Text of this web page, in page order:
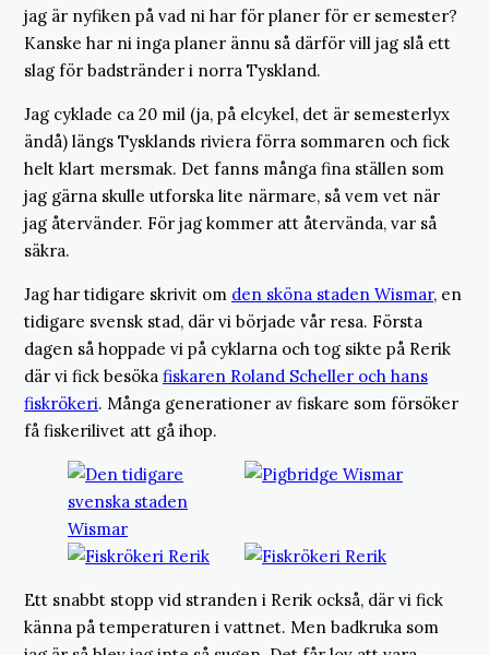
jag är nyfiken på vad ni har för planer för er semester?
Kanske har ni inga planer ännu så därför vill jag slå ett
slag för badstränder i norra Tyskland.
Jag cyklade ca 20 mil (ja, på elcykel, det är semesterlyx
ändå) längs Tysklands riviera förra sommaren och fick
helt klart mersmak. Det fanns många fina ställen som
jag gärna skulle utforska lite närmare, så vem vet när
jag återvänder. För jag kommer att återvända, var så
säkra.
Jag har tidigare skrivit om den sköna staden Wismar, en
tidigare svensk stad, där vi började vår resa. Första
dagen så hoppade vi på cyklarna och tog sikte på Rerik
där vi fick besöka fiskaren Roland Scheller och hans
fiskrökeri. Många generationer av fiskare som försöker
få fiskerilivet att gå ihop.
Ett snabbt stopp vid stranden i Rerik också, där vi fick
känna på temperaturen i vattnet. Men badkruka som